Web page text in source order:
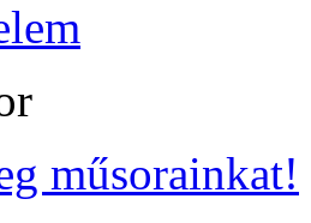
műsorainkat!